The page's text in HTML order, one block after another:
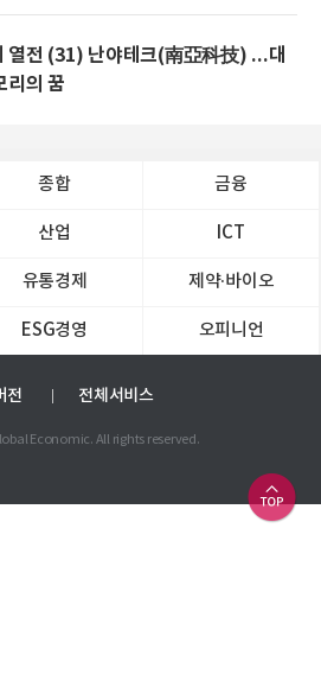
열전 (31) 난야테크(南亞科技) ...대
리의 꿈
종합 금융
산업 ICT
유통경제 제약∙바이오
ESG경영 오피니언
전 전체서비스
Economic. All rights reserved.